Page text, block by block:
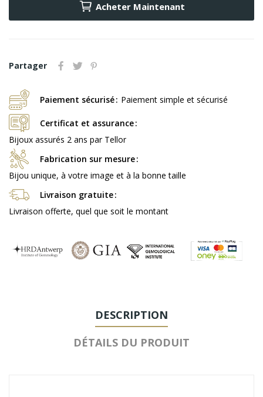
Acheter Maintenant
Partager
Paiement sécurisé Paiement simple et sécurisé
Certificat et assurance
Bijoux assurés 2 ans par Tellor
Fabrication sur mesure
Bijou unique, à votre image et à la bonne taille
Livraison gratuite
Livraison offerte, quel que soit le montant
DESCRIPTION
DÉTAILS DU PRODUIT